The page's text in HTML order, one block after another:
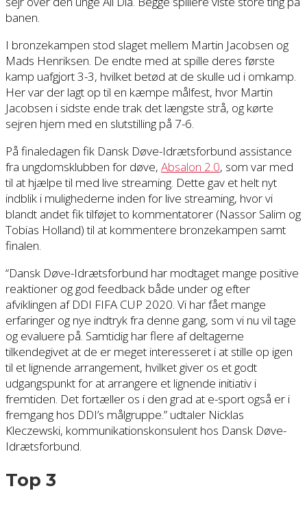
banen.
I bronzekampen stod slaget mellem Martin Jacobsen og
Mads Henriksen. De endte med at spille deres første
kamp uafgjort 3-3, hvilket betød at de skulle ud i omkamp.
Her var der lagt op til en kæmpe målfest, hvor Martin
Jacobsen i sidste ende trak det længste strå, og kørte
sejren hjem med en slutstilling på 7-6.
På finaledagen fik Dansk Døve-Idrætsforbund assistance
fra ungdomsklubben for døve, Absalon 2.0, som var med
til at hjælpe til med live streaming. Dette gav et helt nyt
indblik i mulighederne inden for live streaming, hvor vi
blandt andet fik tilføjet to kommentatorer (Nassor Salim og
Tobias Holland) til at kommentere bronzekampen samt
finalen.
“Dansk Døve-Idrætsforbund har modtaget mange positive
reaktioner og god feedback både under og efter
afviklingen af DDI FIFA CUP 2020. Vi har fået mange
erfaringer og nye indtryk fra denne gang, som vi nu vil tage
og evaluere på. Samtidig har flere af deltagerne
tilkendegivet at de er meget interesseret i at stille op igen
til et lignende arrangement, hvilket giver os et godt
udgangspunkt for at arrangere et lignende initiativ i
fremtiden. Det fortæller os i den grad at e-sport også er i
fremgang hos DDI’s målgruppe.” udtaler Nicklas
Kleczewski, kommunikationskonsulent hos Dansk Døve-
Idrætsforbund.
Top 3